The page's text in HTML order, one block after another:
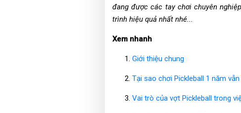
đang được các tay chơi chuyên
trình hiệu quả nhất nhé...
Xem nhanh
Giới thiệu chung
Tại sao chơi Pickleball 1 năm
Vai trò của vợt Pickleball trong